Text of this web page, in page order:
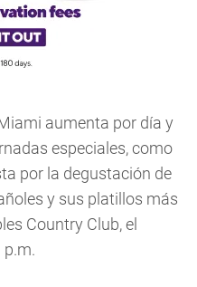
aumenta por día y
especiales, como
por la degustación de
y sus platillos más
Country Club, el
p.m.